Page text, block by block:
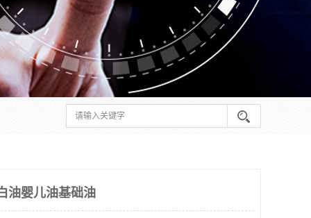
油婴儿油基础油